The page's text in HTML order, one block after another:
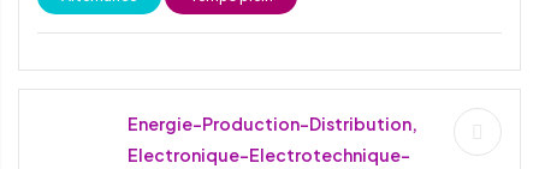
Energie-Production-Distribution,
Electronique-Electrotechnique-